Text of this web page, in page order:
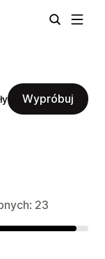
Wypróbuj
23